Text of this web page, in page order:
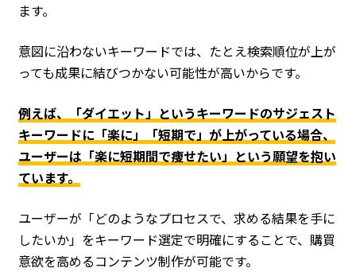
ます。
意図に沿わないキーワードでは、たとえ検索順位が上が
っても成果に結びつかない可能性が高いからです。
例えば、「ダイエット」というキーワードのサジェスト
キーワードに「楽に」「短期で」が上がっている場合、
ユーザーは「楽に短期間で痩せたい」という願望を抱い
ています。
ユーザーが「どのようなプロセスで、求める結果を手に
したいか」をキーワード選定で明確にすることで、購買
意欲を高めるコンテンツ制作が可能です。